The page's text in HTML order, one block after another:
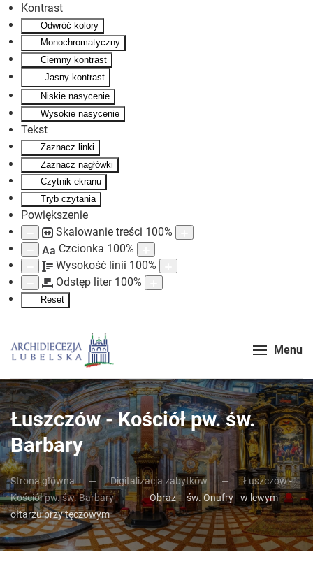
Kontrast
Odwróć kolory
Monochromatyczny
Ciemny kontrast
Jasny kontrast
Niskie nasycenie
Wysokie nasycenie
Tekst
Zaznacz linki
Zaznacz nagłówki
Czytnik ekranu
Tryb czytania
Powiększenie
Skalowanie treści 100%
Aa Czcionka 100%
Wysokość linii 100%
Odstęp liter 100%
Reset
Skip to main content
Menu
Łuszczów - Kościół pw. św.
Barbary
Strona główna Digitalizacja zabytków
Łuszczów -
Kościół pw. św. Barbary
Obraz – św. Onufry - w lewym
ołtarzu przy tęczowym